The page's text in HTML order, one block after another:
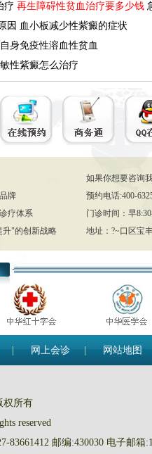
疗 再生障碍性贫血治疗要多少钱
因 血小板减少性紫癜的症状
自身免疫性溶血性贫血
性紫癜怎么治疗
牌
疗体系
升"的创新战略
如果你想要咨询
预约电话:400-
门诊时间：早
地址：?~口区宝
网上会诊 网站地图
权所有
reserved
83661412 邮编:430030 电子邮箱